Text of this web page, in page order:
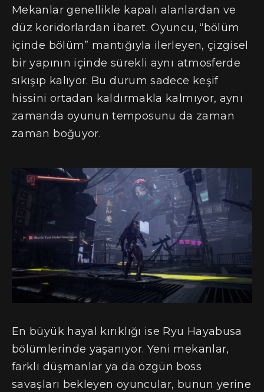
Mekanlar genellikle kapalı alanlardan ve
düz koridorlardan ibaret. Oyuncu, “bölüm
içinde bölüm” mantığıyla ilerleyen, çizgisel
bir yapının içinde sürekli aynı atmosferde
sıkışıp kalıyor. Bu durum sadece keşif
hissini ortadan kaldırmakla kalmıyor, aynı
zamanda oyunun temposunu da zaman
zaman boğuyor.
En büyük hayal kırıklığı ise Ryu Hayabusa
bölümlerinde yaşanıyor. Yeni mekanlar,
farklı düşmanlar ya da özgün boss
savaşları bekleyen oyuncular, bunun yerine